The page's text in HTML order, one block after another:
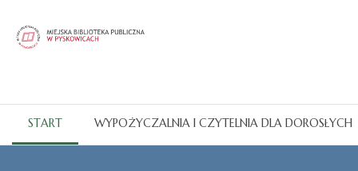
START WYPOŻYCZALNIA I CZYTELNIA DLA DOROSŁYCH